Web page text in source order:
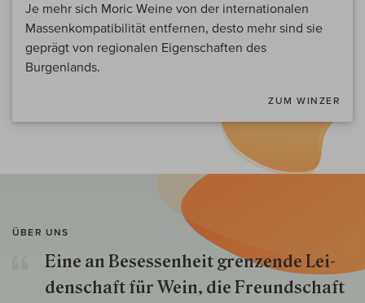
Je mehr sich Moric Weine von der internationalen
Massenkompatibilität entfernen, desto mehr sind sie
geprägt von regionalen Eigenschaften des
Burgenlands.
ZUM WINZER
ÜBER UNS
Eine an Besessenheit gren­zende Lei­
den­schaft für Wein, die Freund­schaft